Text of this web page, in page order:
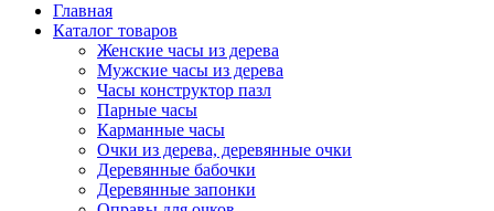
Главная
Каталог товаров
Женские часы из дерева
Мужские часы из дерева
Часы конструктор пазл
Парные часы
Карманные часы
Очки из дерева, деревянные очки
Деревянные бабочки
Деревянные запонки